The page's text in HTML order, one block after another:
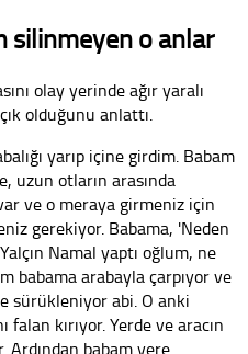
silinmeyen o anlar
olay yerinde ağır yaralı
olduğunu anlattı.
yarıp içine girdim. Babam
uzun otların arasında
ve o meraya girmeniz için
gerekiyor. Babama, 'Neden
Namal yaptı oğlum, ne
babama arabayla çarpıyor ve
sürükleniyor abi. O anki
falan kırıyor. Yerde ve aracın
Ardından babam yere